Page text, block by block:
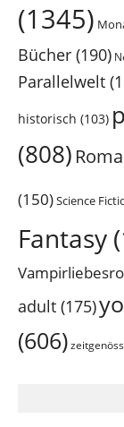
(1345)
Bücher (190)
Parallelwelt
historisch (103)
(808)
(150)Science
Fantasy
adult (175)
(606)